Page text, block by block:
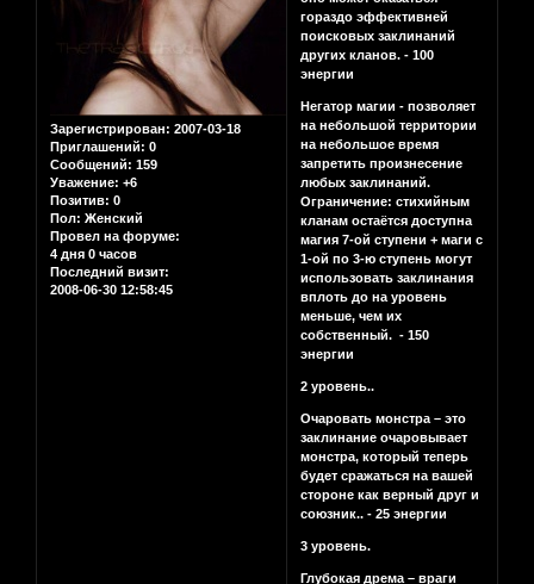
Зарегистрирован: 2007-03-18
Приглашений: 0
Сообщений: 159
Уважение: +6
Позитив: 0
Пол: Женский
Провел на форуме:
4 дня 0 часов
Последний визит:
2008-06-30 12:58:45
гораздо эффективней
поисковых заклинаний
других кланов. - 100
энергии
Негатор магии - позволяет
на небольшой территории
на небольшое время
запретить произнесение
любых заклинаний.
Ограничение: стихийным
кланам остаётся доступна
магия 7-ой ступени + маги с
1-ой по 3-ю ступень могут
использовать заклинания
вплоть до на уровень
меньше, чем их
собственный. - 150
энергии
2 уровень..
Очаровать монстра – это
заклинание очаровывает
монстра, который теперь
будет сражаться на вашей
стороне как верный друг и
союзник.. - 25 энергии
3 уровень.
Глубокая дрема – враги